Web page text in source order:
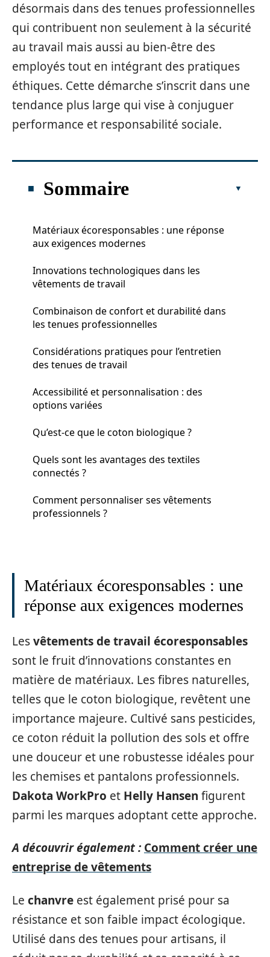
désormais dans des tenues professionnelles
qui contribuent non seulement à la sécurité
au travail mais aussi au bien-être des
employés tout en intégrant des pratiques
éthiques. Cette démarche s’inscrit dans une
tendance plus large qui vise à conjuguer
performance et responsabilité sociale.
Sommaire
Matériaux écoresponsables : une réponse
aux exigences modernes
Innovations technologiques dans les
vêtements de travail
Combinaison de confort et durabilité dans
les tenues professionnelles
Considérations pratiques pour l’entretien
des tenues de travail
Accessibilité et personnalisation : des
options variées
Qu’est-ce que le coton biologique ?
Quels sont les avantages des textiles
connectés ?
Comment personnaliser ses vêtements
professionnels ?
Matériaux écoresponsables : une
réponse aux exigences modernes
Lesvêtements de travail écoresponsables
sont le fruit d’innovations constantes en
matière de matériaux. Les fibres naturelles,
telles que le coton biologique, revêtent une
importance majeure. Cultivé sans pesticides,
ce coton réduit la pollution des sols et offre
une douceur et une robustesse idéales pour
les chemises et pantalons professionnels.
Dakota WorkPro et Helly Hansen figurent
parmi les marques adoptant cette approche.
A découvrir également : Comment créer une
entreprise de vêtements
Le chanvre est également prisé pour sa
résistance et son faible impact écologique.
Utilisé dans des tenues pour artisans, il